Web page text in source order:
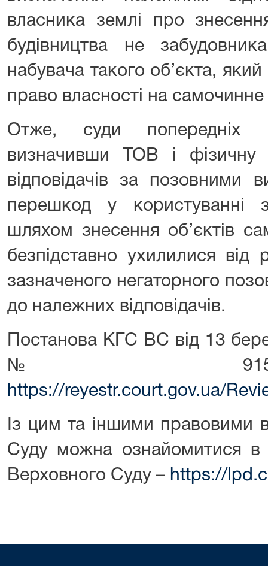
власника землі про
будівництва не
набувача такого об’єкта,
право власності на самочинне
Отже, суди попередніх
визначивши ТОВ і фізичну
відповідачів за позовними
перешкод у користуванні
шляхом знесення об’єктів
безпідставно ухилилися від
зазначеного негаторного
до належних відповідачів.
Постанова КГС ВС від 13
№ 915/
https://reyestr.court.gov.ua/
Із цим та іншими правовими
Суду можна ознайомитися в
Верховного Суду – https://